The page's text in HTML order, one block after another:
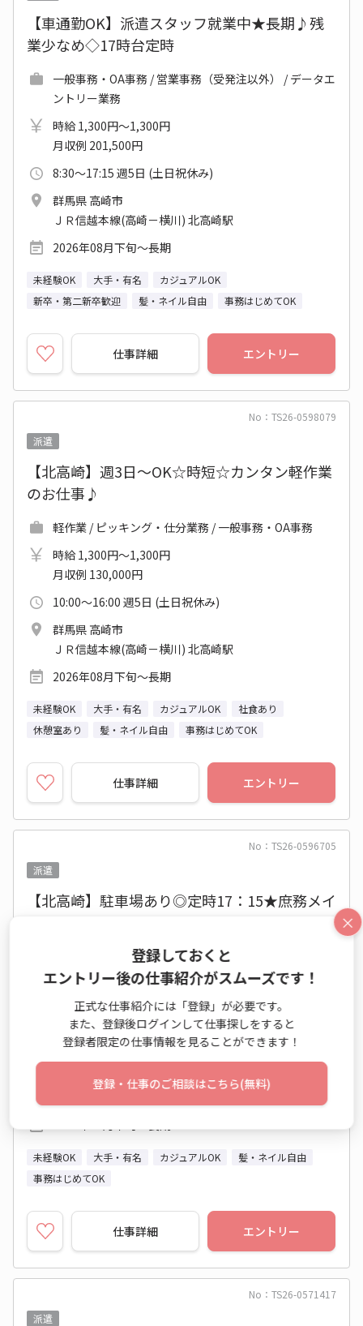
【車通勤OK】派遣スタッフ就業中★長期♪残
業少なめ◇17時台定時
一般事務・OA事務 / 営業事務（受発注以外） / データエ
ントリー業務
時給 1,300円～1,300円
月収例 201,500円
8:30～17:15 週5日 (土日祝休み)
群馬県 高崎市
ＪＲ信越本線(高崎－横川) 北高崎駅
2026年08月下旬～長期
未経験OK 大手・有名
カジュアルOK
新卒・第二新卒歓迎
髪・ネイル自由 事務はじめてOK
仕事詳細 エントリー
No：TS26-0598079
派遣
【北高崎】週3日～OK☆時短☆カンタン軽作業
のお仕事♪
軽作業 / ピッキング・仕分業務 / 一般事務・OA事務
時給 1,300円～1,300円
月収例 130,000円
10:00～16:00 週5日 (土日祝休み)
群馬県 高崎市
ＪＲ信越本線(高崎－横川) 北高崎駅
2026年08月下旬～長期
未経験OK 大手・有名 カジュアルOK
社食あり
休憩室あり
髪・ネイル自由 事務はじめてOK
仕事詳細 エントリー
No：TS26-0596705
派遣
【北高崎】駐車場あり◎定時17：15★庶務メイ
営業事務（受発注以外） / 一般事務・OA事務 / データエ
ントリー業務
時給 1,300円～1,300円
月収例 201,500円
8:30～17:15 週5日 (土日祝休み)
群馬県 高崎市
未経験OK 大手・有名 カジュアルOK
髪・ネイル自由
事務はじめてOK
仕事詳細 エントリー
No：TS26-0571417
派遣
×
登録しておくと
エントリー後の仕事紹介がスムーズです！
正式な仕事紹介には「登録」が必要です。
また、登録後ログインして仕事探しをすると
登録者限定の仕事情報を見ることができます！
登録・仕事のご相談はこちら(無料)